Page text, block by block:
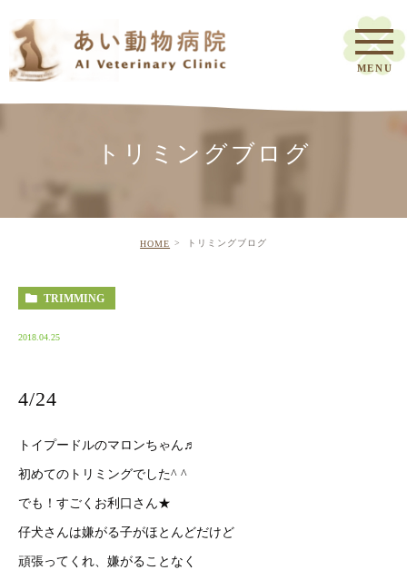
トリミングブログ
HOME トリミングブログ
TRIMMING
2018.04.25
4/24
トイプードルのマロンちゃん♬
初めてのトリミングでした^ ^
でも！すごくお利口さん★
仔犬さんは嫌がる子がほとんどだけど
頑張ってくれ、嫌がることなく